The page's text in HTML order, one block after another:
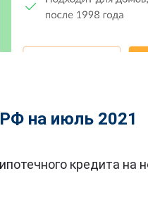
на июль 2021
кредита на